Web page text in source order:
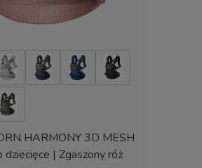
HARMONY 3D MESH
dziecięce | Zgaszony róż